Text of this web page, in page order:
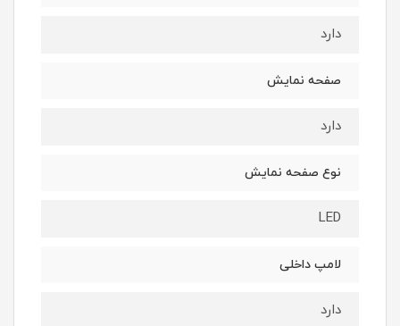
دارد
صفحه نمایش
دارد
نوع صفحه نمایش
LED
لامپ داخلی
دارد